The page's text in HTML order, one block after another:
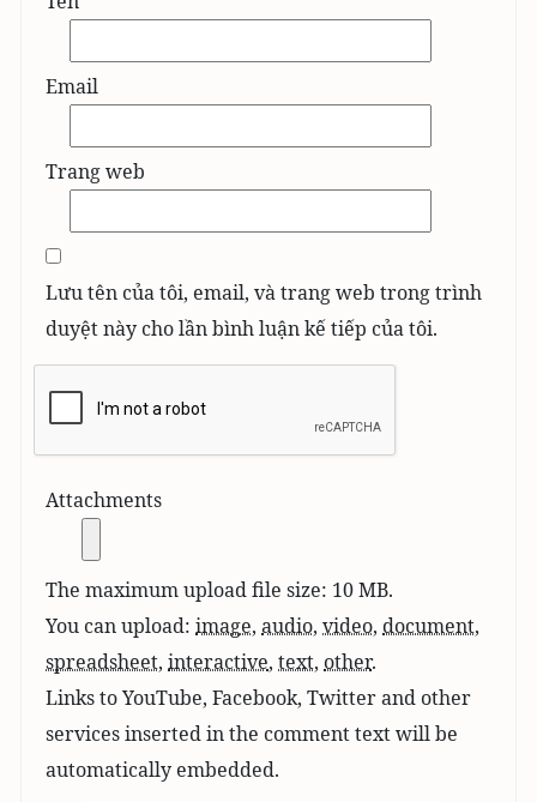
Email
Trang web
Lưu tên của tôi, email, và trang web trong trình
duyệt này cho lần bình luận kế tiếp của tôi.
Attachments
The maximum upload file size: 10 MB.
You can upload: image, audio, video, document,
spreadsheet, interactive, text, other.
Links to YouTube, Facebook, Twitter and other
services inserted in the comment text will be
automatically embedded.